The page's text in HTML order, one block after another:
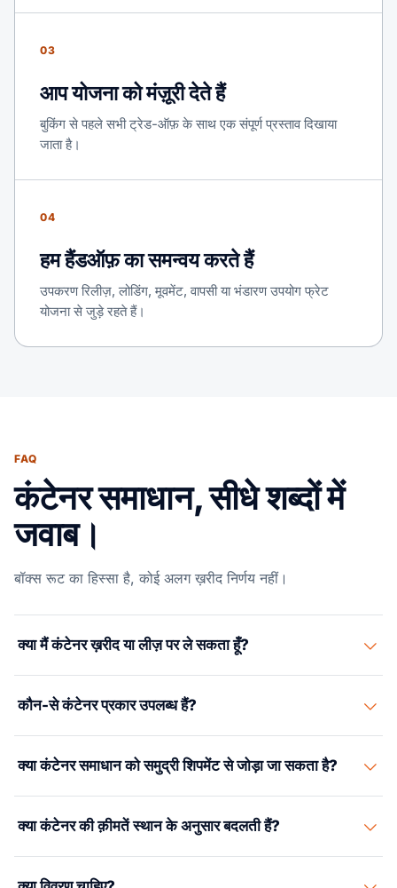
03
आप योजना को मंज़ूरी देते हैं
बुकिंग से पहले सभी ट्रेड-ऑफ़ के साथ एक संपूर्ण प्रस्ताव दिखाया
जाता है।
04
हम हैंडऑफ़ का समन्वय करते हैं
उपकरण रिलीज़, लोडिंग, मूवमेंट, वापसी या भंडारण उपयोग फ्रेट
योजना से जुड़े रहते हैं।
FAQ
कंटेनर समाधान, सीधे शब्दों में
जवाब।
बॉक्स रूट का हिस्सा है, कोई अलग ख़रीद निर्णय नहीं।
क्या मैं कंटेनर ख़रीद या लीज़ पर ले सकता हूँ?
गए और लीज़ किए गए विकल्प सोर्स किए जा सकते हैं।
कौन-से कंटेनर प्रकार उपलब्ध हैं?
फ़्लैट रैक कंटेनर शामिल हैं।
क्या कंटेनर समाधान को समुद्री शिपमेंट से जोड़ा जा सकता है?
आवश्यकताओं से जोड़ा जा सकता है।
क्या कंटेनर की क़ीमतें स्थान के अनुसार बदलती हैं?